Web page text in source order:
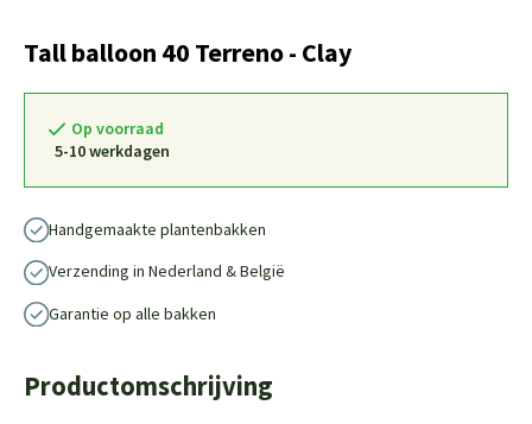
Tall balloon 40 Terreno - Clay
Op voorraad
5-10 werkdagen
Handgemaakte plantenbakken
Verzending in Nederland & België
Garantie op alle bakken
Productomschrijving